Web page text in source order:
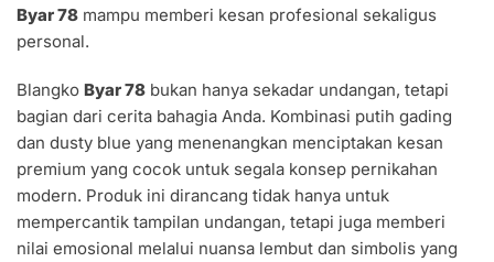
Byar 78 mampu memberi kesan profesional sekaligus
personal.
Blangko Byar 78 bukan hanya sekadar undangan, tetapi
bagian dari cerita bahagia Anda. Kombinasi putih gading
dan dusty blue yang menenangkan menciptakan kesan
premium yang cocok untuk segala konsep pernikahan
modern. Produk ini dirancang tidak hanya untuk
mempercantik tampilan undangan, tetapi juga memberi
nilai emosional melalui nuansa lembut dan simbolis yang